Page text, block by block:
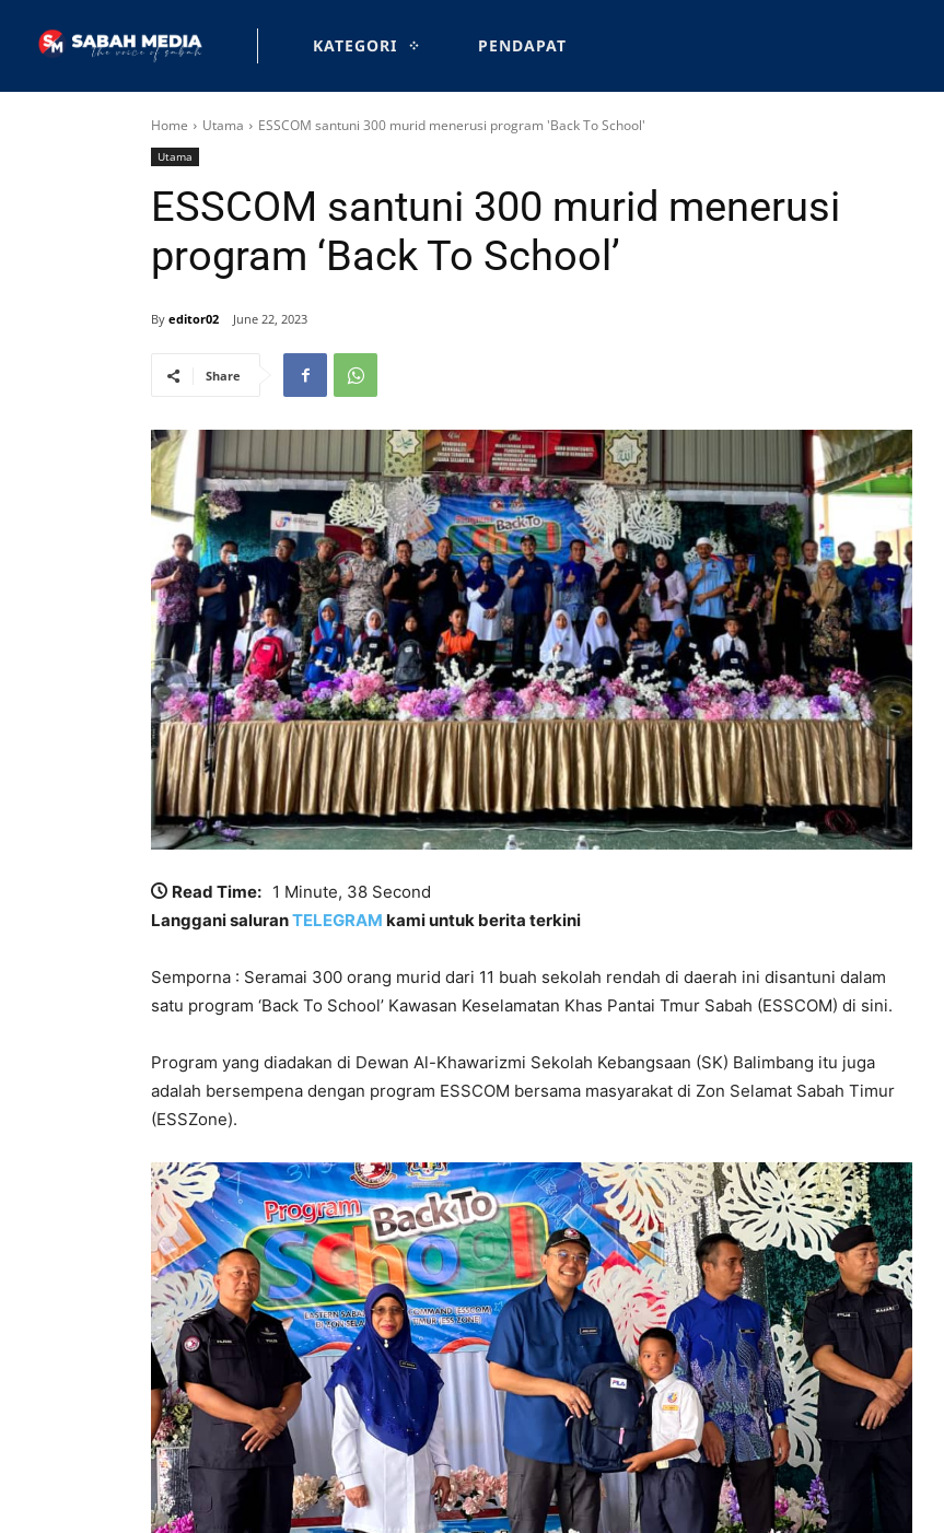
KATEGORI PENDAPAT
Home Utama ESSCOM santuni 300 murid menerusi program 'Back To School'
Utama
ESSCOM santuni 300 murid menerusi
program ‘Back To School’
By editor02 June 22, 2023
Share
Read Time: 1 Minute, 38 Second
Langgani saluranTELEGRAM kami untuk berita terkini
Semporna : Seramai 300 orang murid dari 11 buah sekolah rendah di daerah ini disantuni dalam
satu program ‘Back To School’ Kawasan Keselamatan Khas Pantai Tmur Sabah (ESSCOM) di sini.
Program yang diadakan di Dewan Al-Khawarizmi Sekolah Kebangsaan (SK) Balimbang itu juga
adalah bersempena dengan program ESSCOM bersama masyarakat di Zon Selamat Sabah Timur
(ESSZone).